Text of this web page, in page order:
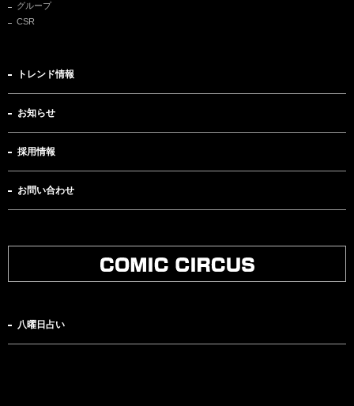
グループ
CSR
トレンド情報
お知らせ
採用情報
お問い合わせ
八曜日占い